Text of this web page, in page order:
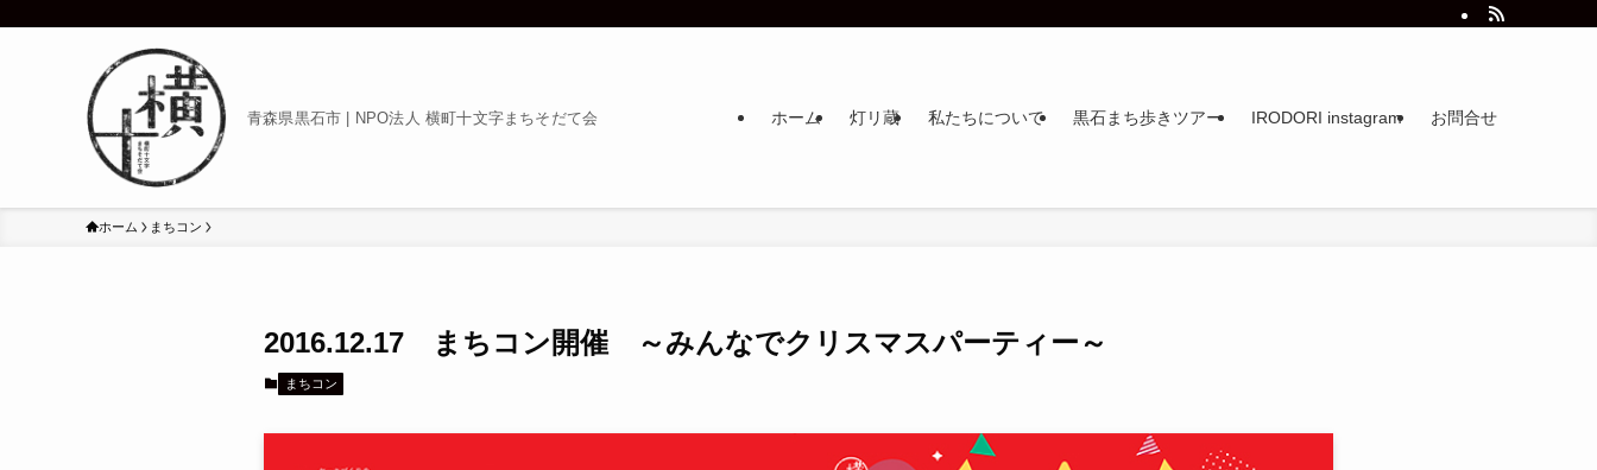
青森県黒石市 | NPO法人 横町十文字まちそだて会 ホーム 灯リ蔵 私たちについて 黒石まち歩きツアー IRODORI instagram お問合せ
ホーム まちコン
2016.12.17 まちコン開催 ～みんなでクリスマスパーティー～
まちコン